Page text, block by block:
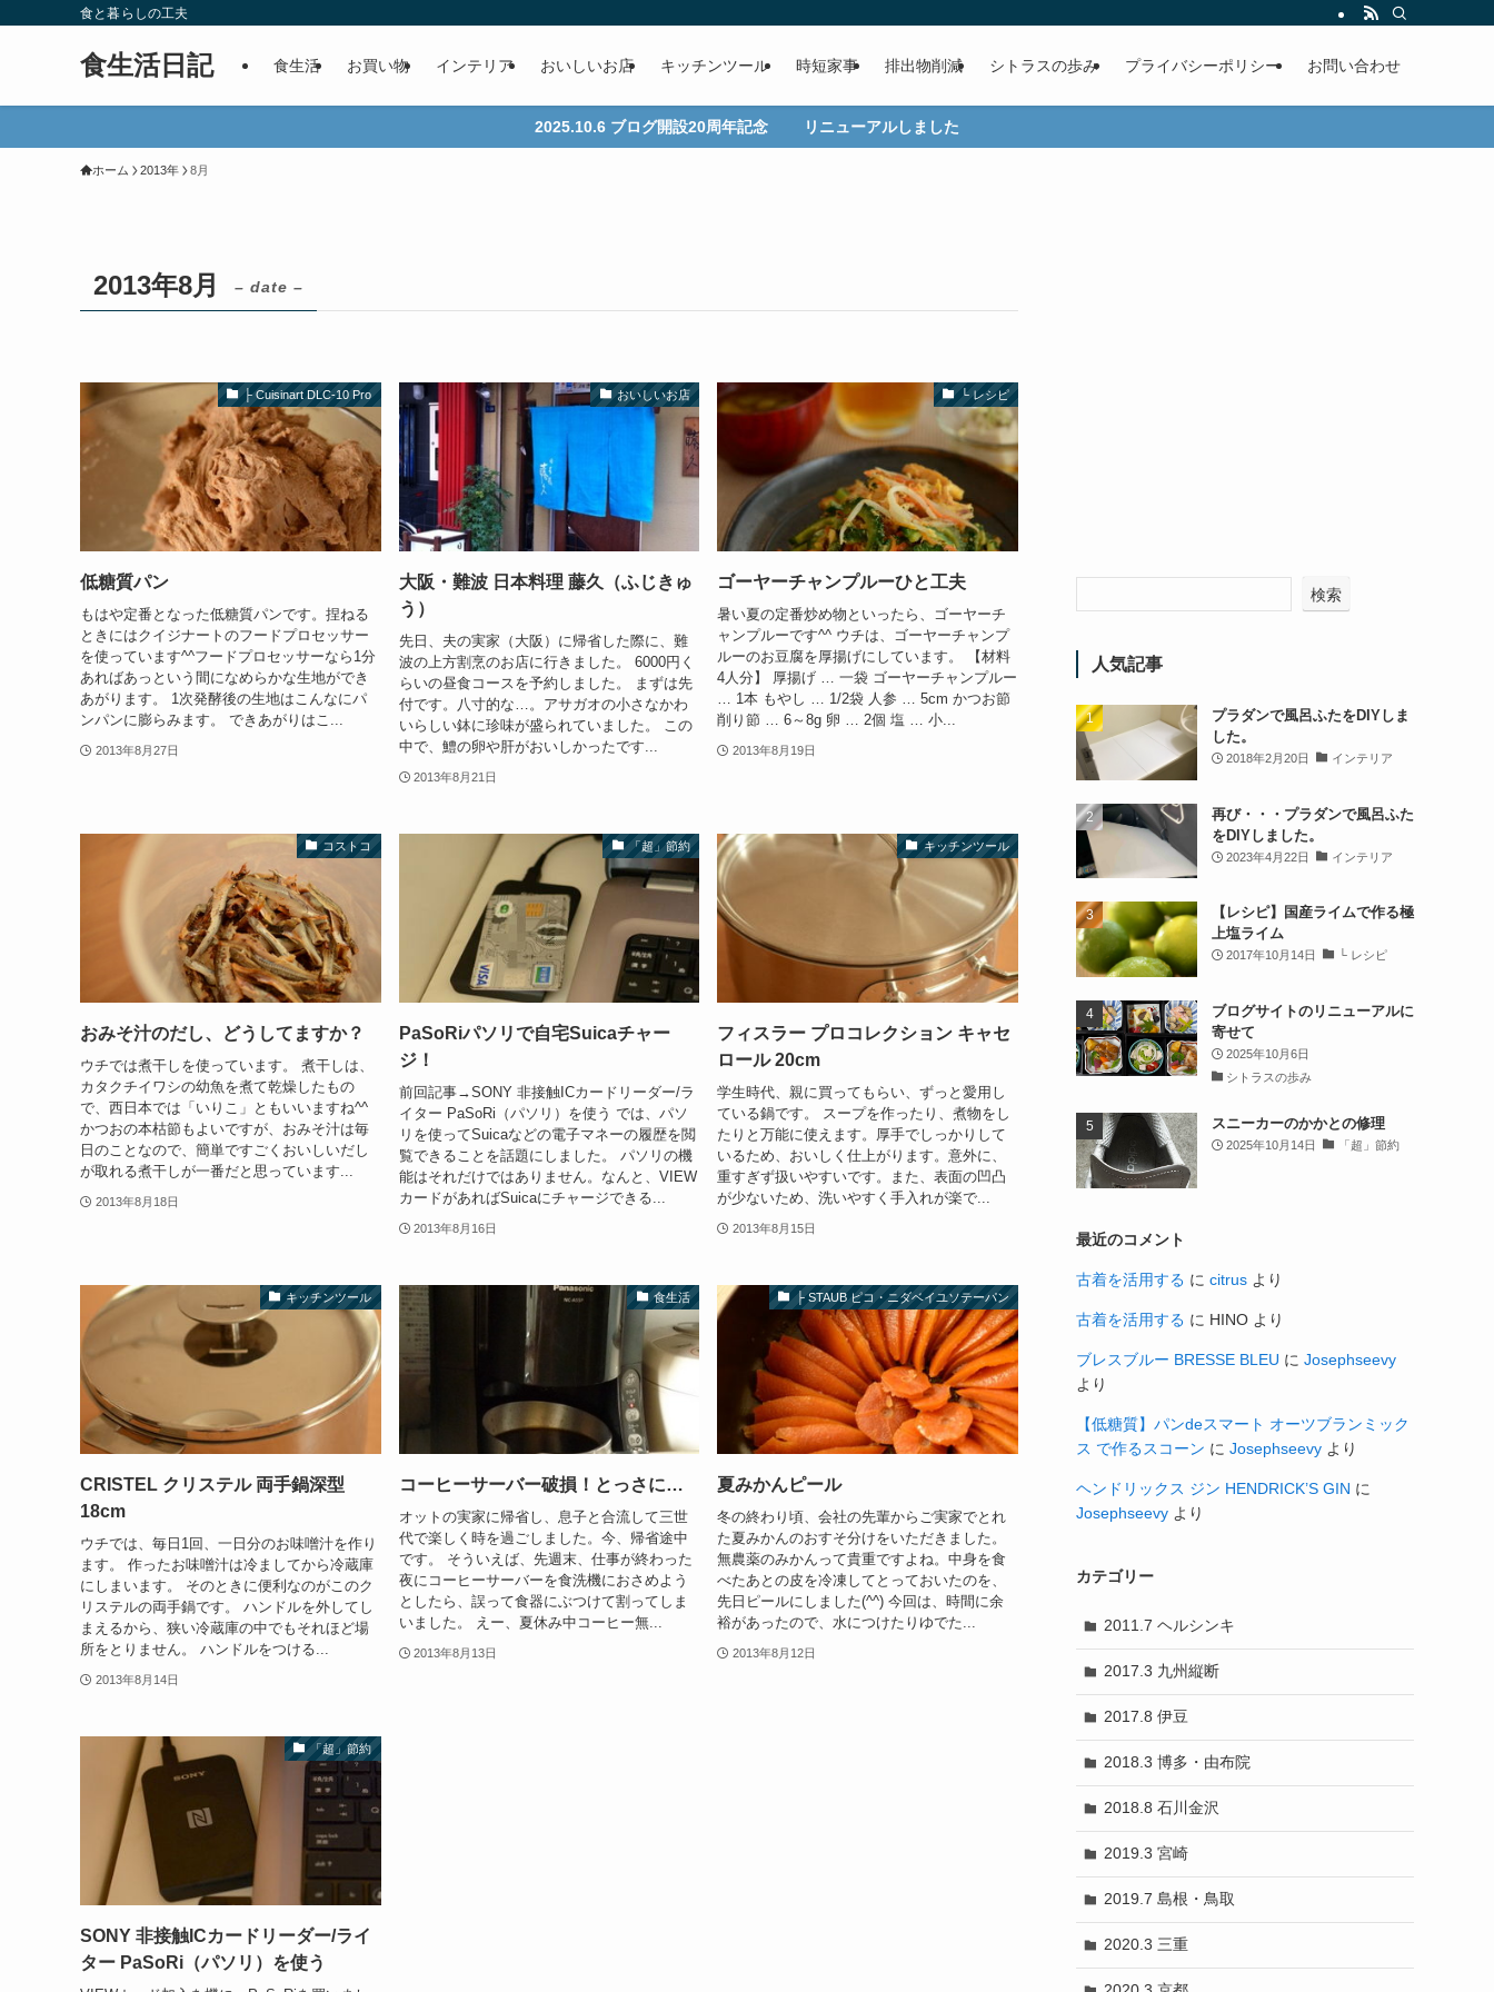
食と暮らしの工夫
食生活日記 食生活 お買い物 インテリア おいしいお店 キッチンツール 時短家事 排出物削減 シトラスの歩み プライバシーポリシー お問い合わせ
2025.10.6 ブログ開設20周年記念 リニューアルしました
ホーム 2013年 8月
2013年8月 – date –
├ Cuisinart DLC-10 Pro
低糖質パン
もはや定番となった低糖質パンです。捏ねる
ときにはクイジナートのフードプロセッサー
を使っています^^フードプロセッサーなら1分
あればあっという間になめらかな生地ができ
あがります。 1次発酵後の生地はこんなにパ
ンパンに膨らみます。 できあがりはこ...
2013年8月27日
おいしいお店
大阪・難波 日本料理 藤久（ふじきゅ
う）
先日、夫の実家（大阪）に帰省した際に、難
波の上方割烹のお店に行きました。 6000円く
らいの昼食コースを予約しました。 まずは先
付です。八寸的な…。アサガオの小さなかわ
いらしい鉢に珍味が盛られていました。 この
中で、鱧の卵や肝がおいしかったです...
2013年8月21日
└ レシピ
ゴーヤーチャンプルーひと工夫
暑い夏の定番炒め物といったら、ゴーヤーチ
ャンプルーです^^ ウチは、ゴーヤーチャンプ
ルーのお豆腐を厚揚げにしています。 【材料
4人分】 厚揚げ … 一袋 ゴーヤーチャンプルー
… 1本 もやし … 1/2袋 人参 … 5cm かつお節
削り節 … 6～8g 卵 … 2個 塩 … 小...
2013年8月19日
コストコ
おみそ汁のだし、どうしてますか？
ウチでは煮干しを使っています。 煮干しは、
カタクチイワシの幼魚を煮て乾燥したもの
で、西日本では「いりこ」ともいいますね^^
かつおの本枯節もよいですが、おみそ汁は毎
日のことなので、簡単ですごくおいしいだし
が取れる煮干しが一番だと思っています...
2013年8月18日
「超」節約
PaSoRiパソリで自宅Suicaチャー
ジ！
前回記事→SONY 非接触ICカードリーダー/ラ
イター PaSoRi（パソリ）を使う では、パソ
リを使ってSuicaなどの電子マネーの履歴を閲
覧できることを話題にしました。 パソリの機
能はそれだけではありません。なんと、VIEW
カードがあればSuicaにチャージできる...
2013年8月16日
キッチンツール
フィスラー プロコレクション キャセ
ロール 20cm
学生時代、親に買ってもらい、ずっと愛用し
ている鍋です。 スープを作ったり、煮物をし
たりと万能に使えます。厚手でしっかりして
いるため、おいしく仕上がります。意外に、
重すぎず扱いやすいです。また、表面の凹凸
が少ないため、洗いやすく手入れが楽で...
2013年8月15日
キッチンツール
CRISTEL クリステル 両手鍋深型
18cm
ウチでは、毎日1回、一日分のお味噌汁を作り
ます。 作ったお味噌汁は冷ましてから冷蔵庫
にしまいます。 そのときに便利なのがこのク
リステルの両手鍋です。 ハンドルを外してし
まえるから、狭い冷蔵庫の中でもそれほど場
所をとりません。 ハンドルをつける...
2013年8月14日
食生活
コーヒーサーバー破損！とっさに…
オットの実家に帰省し、息子と合流して三世
代で楽しく時を過ごしました。今、帰省途中
です。 そういえば、先週末、仕事が終わった
夜にコーヒーサーバーを食洗機におさめよう
としたら、誤って食器にぶつけて割ってしま
いました。 えー、夏休み中コーヒー無...
2013年8月13日
├ STAUB ピコ・ニダベイユソテーパン
夏みかんピール
冬の終わり頃、会社の先輩からご実家でとれ
た夏みかんのおすそ分けをいただきました。
無農薬のみかんって貴重ですよね。中身を食
べたあとの皮を冷凍してとっておいたのを、
先日ピールにしました(^^) 今回は、時間に余
裕があったので、水につけたりゆでた...
2013年8月12日
「超」節約
SONY 非接触ICカードリーダー/ライ
ター PaSoRi（パソリ）を使う
検索
人気記事
プラダンで風呂ふたをDIYしま
した。
2018年2月20日 インテリア
再び・・・プラダンで風呂ふた
をDIYしました。
2023年4月22日 インテリア
【レシピ】国産ライムで作る極
上塩ライム
2017年10月14日 └ レシピ
ブログサイトのリニューアルに
寄せて
2025年10月6日
シトラスの歩み
スニーカーのかかとの修理
2025年10月14日 「超」節約
最近のコメント
古着を活用する に citrus より
古着を活用する に HINO より
ブレスブルー BRESSE BLEU に Josephseevy
より
【低糖質】パンdeスマート オーツブランミック
ス で作るスコーン に Josephseevy より
ヘンドリックス ジン HENDRICK’S GIN に
Josephseevy より
カテゴリー
2011.7 ヘルシンキ
2017.3 九州縦断
2017.8 伊豆
2018.3 博多・由布院
2018.8 石川金沢
2019.3 宮崎
2019.7 島根・鳥取
2020.3 三重